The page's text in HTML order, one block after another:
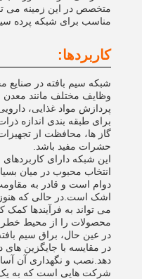
متخصص در این زمینه می
مناسب برای شبکه پرده
کاربردها:
شبکه سیم بافته در صنایع
وظایف مختلف مانند
پردازش مواد غذایی،
برای طبقه بندی اندازه
گاز ها، محافظت از تجهیزات
حشرات مفید باشد.
این شبکه دارای
انتخاب محبوب در میان
دوام است و قادر به
اشک است.در حالی که هنوز
می تواند به فرآیندها کمک
محصولات را از محیط
در عین حال، براق سیم
در مقایسه با جایگزین های
دهد.نصب و نگهداری آن
شرکت هایی است که به یک